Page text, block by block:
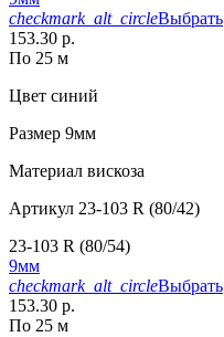
checkmark_alt_circleВыбрать
153.30 р.
По 25 м
Цвет синий
Размер 9мм
Материал вискоза
Артикул 23-103 R (80/42)
23-103 R (80/54)
9мм
checkmark_alt_circleВыбрать
153.30 р.
По 25 м